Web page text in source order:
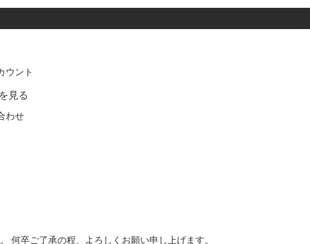
ウント
見る
わせ
何卒ご了承の程、よろしくお願い申し上げます。